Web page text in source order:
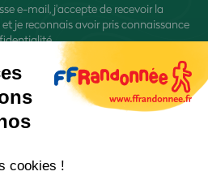
e-mail, j'accepte de recevoir la
je reconnais avoir pris connaissance
cookies !